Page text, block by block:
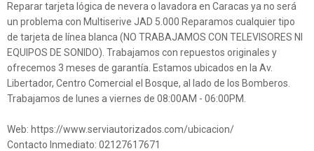
Reparar tarjeta lógica de nevera o lavadora en Caracas ya no será
un problema con Multiserive JAD 5.000 Reparamos cualquier tipo
de tarjeta de línea blanca (NO TRABAJAMOS CON TELEVISORES NI
EQUIPOS DE SONIDO). Trabajamos con repuestos originales y
ofrecemos 3 meses de garantía. Estamos ubicados en la Av.
Libertador, Centro Comercial el Bosque, al lado de los Bomberos.
Trabajamos de lunes a viernes de 08:00AM - 06:00PM.
Web: https://www.serviautorizados.com/ubicacion/
Contacto Inmediato: 02127617671